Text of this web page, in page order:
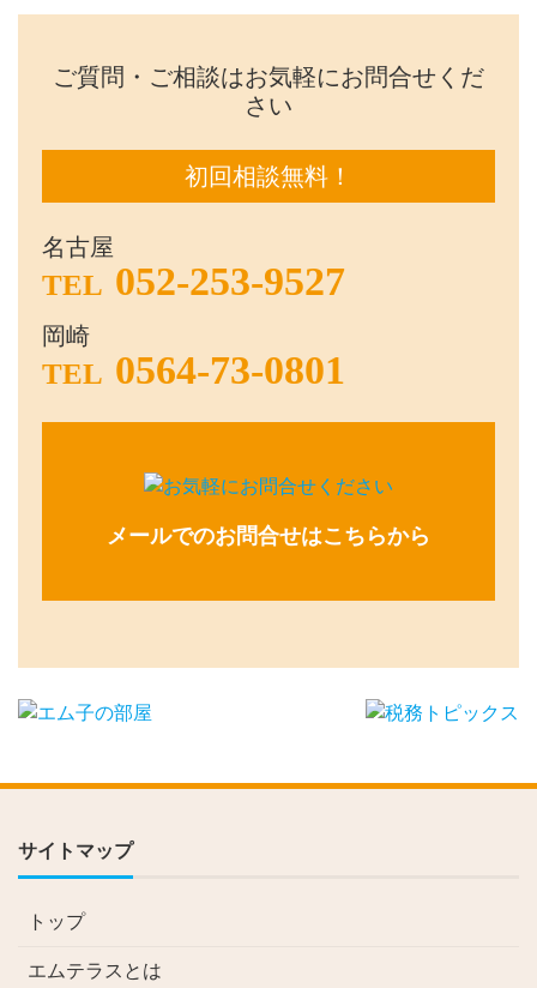
ご質問・ご相談はお気軽にお問合せくだ
さい
初回相談無料！
名古屋
TEL 052-253-9527
岡崎
TEL 0564-73-0801
メールでのお問合せはこちらから
サイトマップ
トップ
エムテラスとは